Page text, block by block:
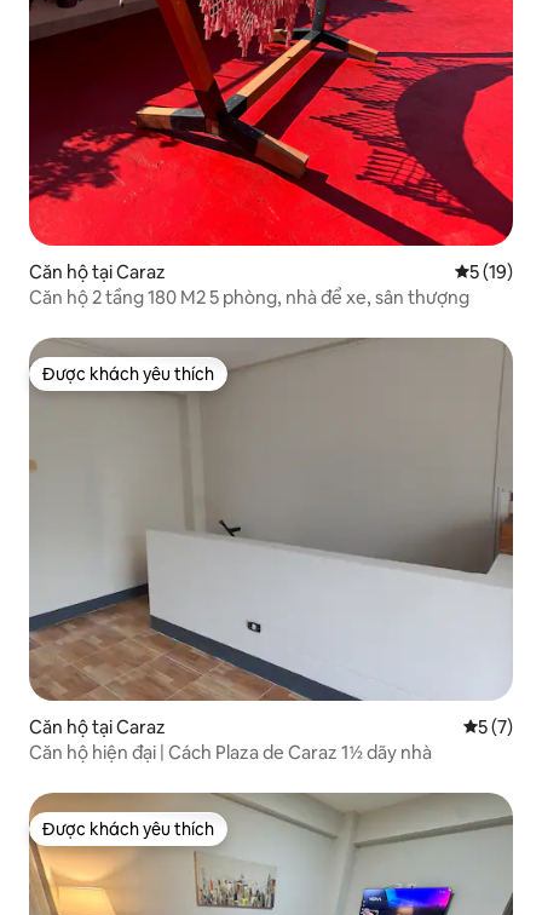
Căn hộ tại Caraz Xếp hạng
5 (19)
Căn hộ 2 tầng 180 M2 5 phòng, nhà để xe, sân thượng
Được khách yêu thích
Được khách yêu thích
Căn hộ tại Caraz Xếp5 (7)
Căn hộ hiện đại | Cách Plaza de Caraz 1½ dãy nhà
Được khách yêu thích
Được khách yêu thích